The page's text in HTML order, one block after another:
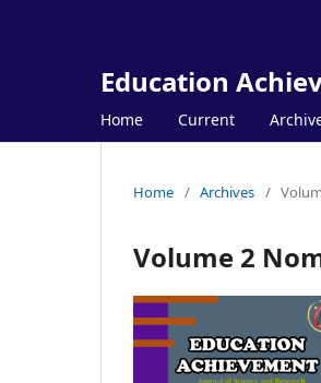
Education
Home Current
Home / Archives /
Volume 2